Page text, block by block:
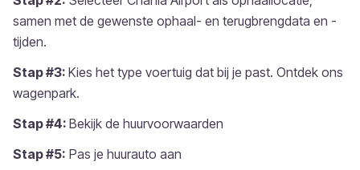
samen met de gewenste ophaal- en terugbrengdata en -
tijden.
Stap #3: Kies het type voertuig dat bij je past. Ontdek ons
wagenpark.
Stap #4: Bekijk de huurvoorwaarden
Stap #5: Pas je huurauto aan